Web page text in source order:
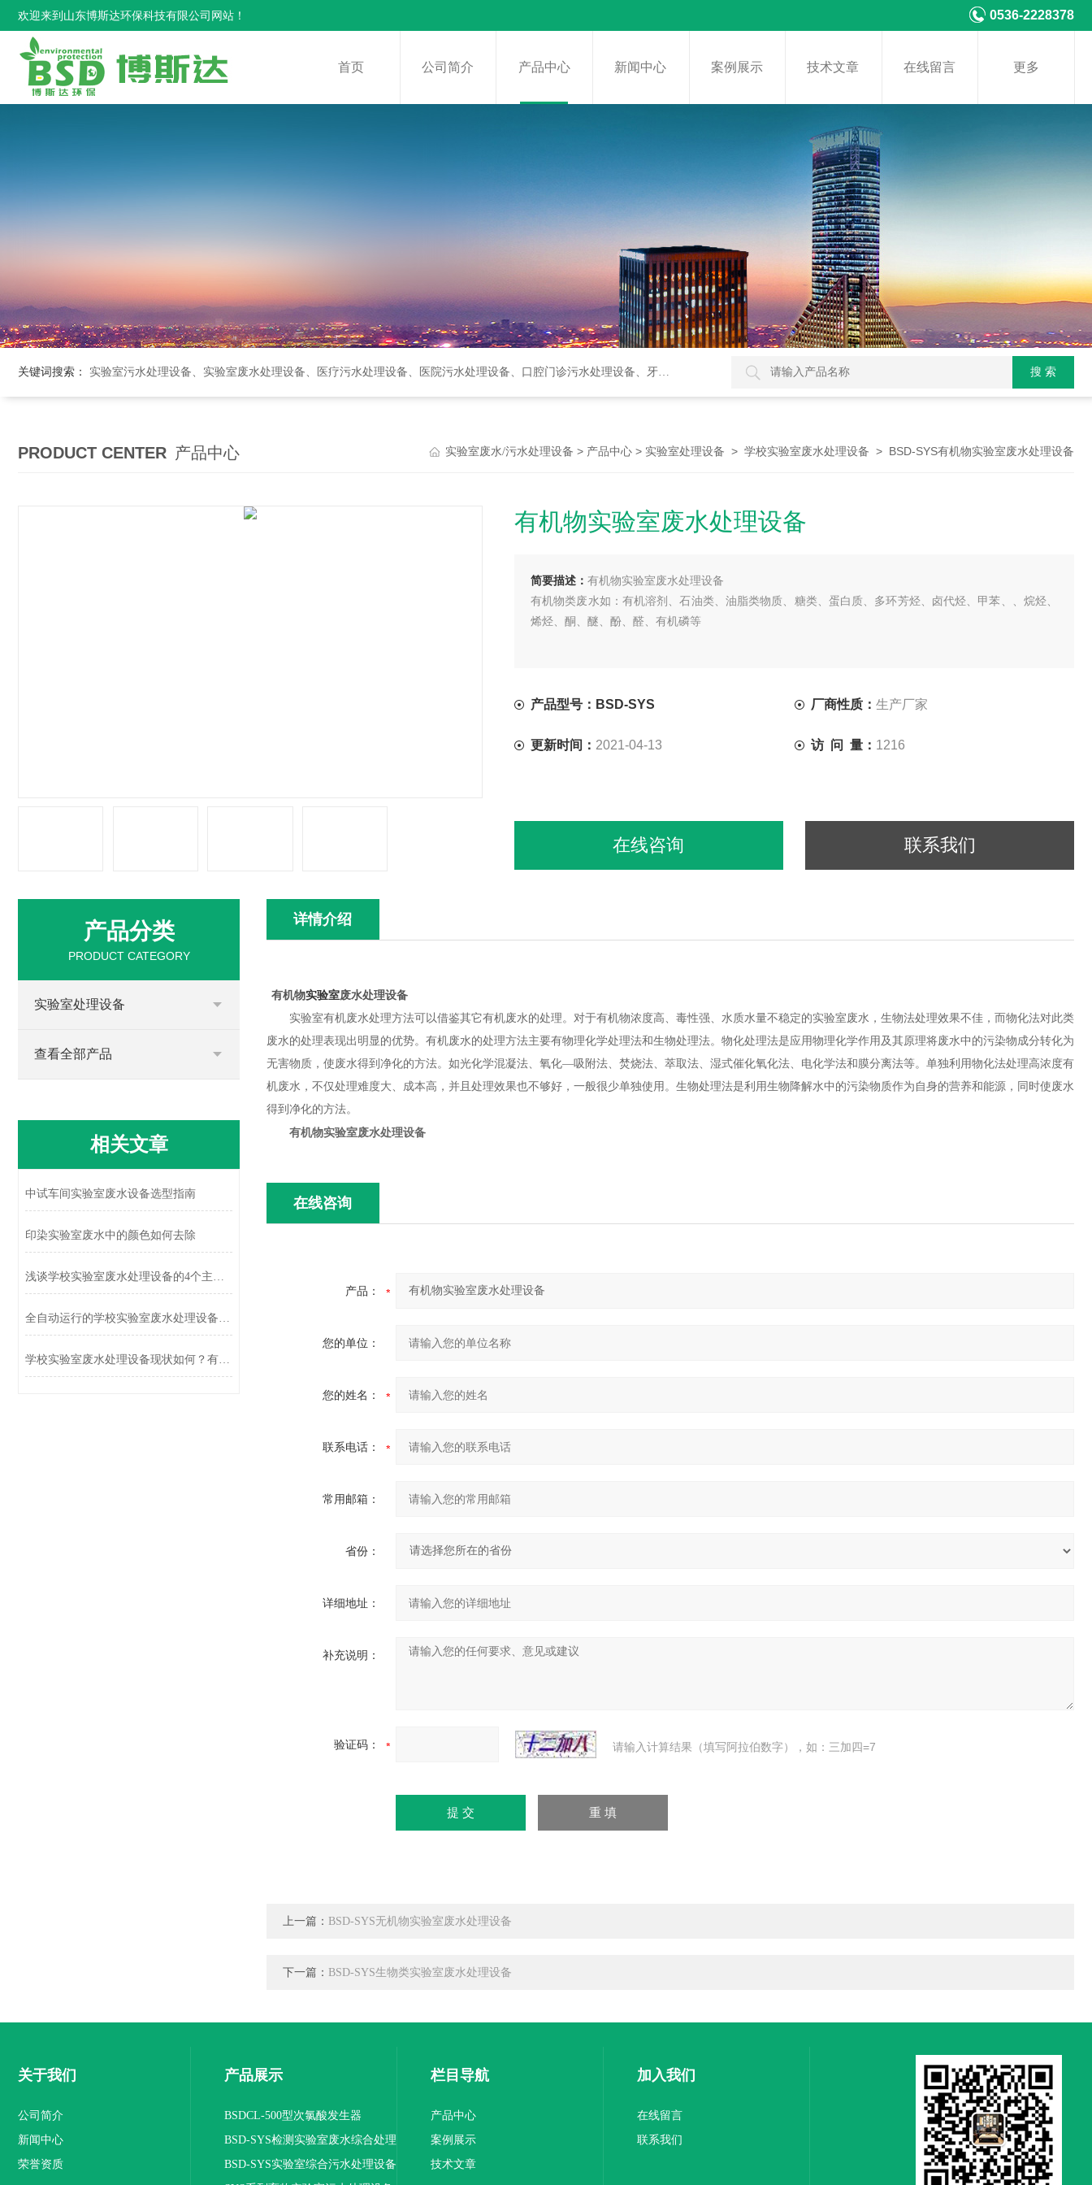
欢迎来到山东博斯达环保科技有限公司网站！ 0536-2228378
首页 公司简介 产品中心 新闻中心 案例展示 技术文章 在线留言 更多
关键词搜索： 实验室污水处理设备、实验室废水处理设备、医疗污水处理设备、医院污水处理设备、口腔门诊污水处理设备、牙科诊所污水处理设备、次氯酸发生器
PRODUCT CENTER 产品中心 实验室废水/污水处理设备 > 产品中心 > 实验室处理设备 > 学校实验室废水处理设备 > BSD-SYS有机物实验室废水处理设备
有机物实验室废水处理设备
简要描述： 有机物实验室废水处理设备
有机物类废水如：有机溶剂、石油类、油脂类物质、糖类、蛋白质、多环芳烃、卤代烃、甲苯、、烷烃、
烯烃、酮、醚、酚、醛、有机磷等
产品型号：BSD-SYS 厂商性质： 生产厂家
更新时间： 2021-04-13 访 问 量： 1216
在线咨询 联系我们
详情介绍
有机物实验室废水处理设备
实验室有机废水处理方法可以借鉴其它有机废水的处理。对于有机物浓度高、毒性强、水质水量不稳定的实验室废水，生物法处理效果不佳，而物化法对此类
废水的处理表现出明显的优势。有机废水的处理方法主要有物理化学处理法和生物处理法。物化处理法是应用物理化学作用及其原理将废水中的污染物成分转化为
无害物质，使废水得到净化的方法。如光化学混凝法、氧化—吸附法、焚烧法、萃取法、湿式催化氧化法、电化学法和膜分离法等。单独利用物化法处理高浓度有
机废水，不仅处理难度大、成本高，并且处理效果也不够好，一般很少单独使用。生物处理法是利用生物降解水中的污染物质作为自身的营养和能源，同时使废水
得到净化的方法。
有机物实验室废水处理设备
在线咨询
产品：
您的单位：
您的姓名：
联系电话：
常用邮箱：
省份：
详细地址：
补充说明：
验证码： 请输入计算结果（填写阿拉伯数字），如：三加四=7
上一篇： BSD-SYS无机物实验室废水处理设备
下一篇： BSD-SYS生物类实验室废水处理设备
产品分类
PRODUCT CATEGORY
实验室处理设备
查看全部产品
相关文章
中试车间实验室废水设备选型指南
印染实验室废水中的颜色如何去除
浅谈学校实验室废水处理设备的4个主要作用
全自动运行的学校实验室废水处理设备无须专人职守非常方便
学校实验室废水处理设备现状如何？有什么发展趋势？
关于我们
公司简介
新闻中心
荣誉资质
产品展示
BSDCL-500型次氯酸发生器
BSD-SYS检测实验室废水综合处理
设备
BSD-SYS实验室综合污水处理设备
栏目导航
产品中心
案例展示
技术文章
加入我们
在线留言
联系我们